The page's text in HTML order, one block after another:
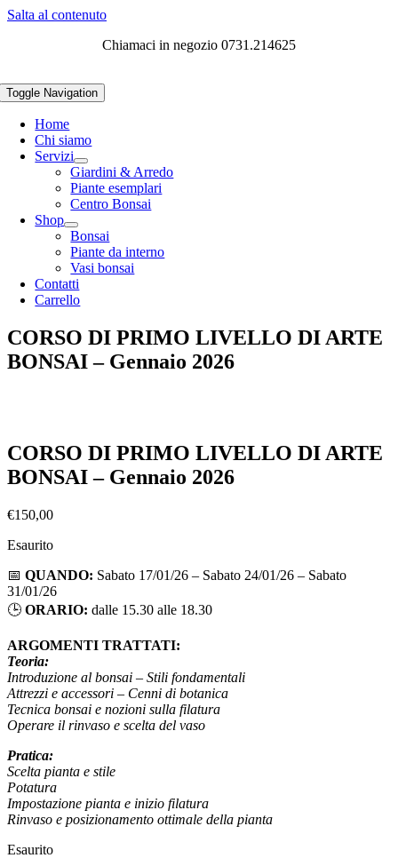
Salta al contenuto
Chiamaci in negozio 0731.214625
Toggle Navigation
Home
Chi siamo
Servizi
Giardini & Arredo
Piante esemplari
Centro Bonsai
Shop
Bonsai
Piante da interno
Vasi bonsai
Contatti
Carrello
CORSO DI PRIMO LIVELLO DI ARTE
BONSAI – Gennaio 2026
CORSO DI PRIMO LIVELLO DI ARTE
BONSAI – Gennaio 2026
€150,00
Esaurito
📅 QUANDO: Sabato 17/01/26 – Sabato 24/01/26 – Sabato
31/01/26
🕒 ORARIO: dalle 15.30 alle 18.30
ARGOMENTI TRATTATI:
Teoria:
Introduzione al bonsai – Stili fondamentali
Attrezzi e accessori – Cenni di botanica
Tecnica bonsai e nozioni sulla filatura
Operare il rinvaso e scelta del vaso
Pratica:
Scelta pianta e stile
Potatura
Impostazione pianta e inizio filatura
Rinvaso e posizionamento ottimale della pianta
Esaurito